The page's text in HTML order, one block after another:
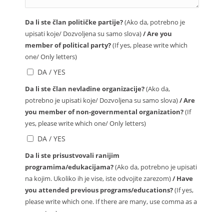
Da li ste član političke partije?(Ako da, potrebno je
upisati koje/ Dozvoljena su samo slova)/ Are you
member of political party?(If yes, please write which
one/ Only letters)
DA / YES
Da li ste član nevladine organizacije?(Ako da,
potrebno je upisati koje/ Dozvoljena su samo slova)/ Are
you member of non-governmental organization?(If
yes, please write which one/ Only letters)
DA / YES
Da li ste prisustvovali ranijim
programima/edukacijama?(Ako da, potrebno je upisati
na kojim. Ukoliko ih je vise, iste odvojite zarezom)/ Have
you attended previous programs/educations?(If yes,
please write which one. If there are many, use comma as a